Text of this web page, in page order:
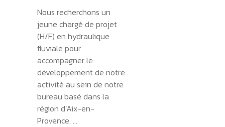
Nous recherchons un
jeune chargé de projet
(H/F) en hydraulique
fluviale pour
accompagner le
développement de notre
activité au sein de notre
bureau basé dans la
région d’Aix-en-
Provence.